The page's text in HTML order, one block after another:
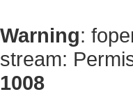
Warning:
stream:
1008